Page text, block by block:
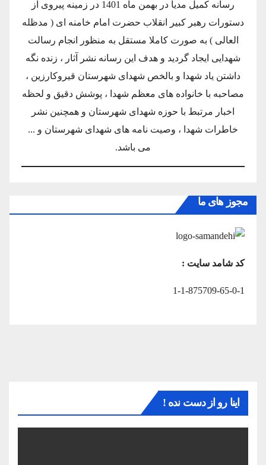
رسانه کمیل مدیا در بهمن ماه 1401 در زمینه پیروی از
دستورات رهبر کبیر انقلاب حضرت امام خامنه ای ( مدظله
العالی ) به صورت کاملا مستقل به منظور انجام رسالت
شهدایی ایجاد گردید و هدف این رسانه نشر آثار ، زنده نگه
داشتن یاد شهدا و بالخص شهدای شهرستان قیروکارزین ،
مصاحبه با خانواده های معظم شهدا ، پوشش دقیق و لحظه
اخبار مرتبط با حوزه شهدای شهرستان و همچنین نشر
خاطرات شهدا ، وصیت نامه های شهدای شهرستان و ...
می باشد.
مجوز های ما
کد شامد سایت :
1-1-875709-65-0-1
اینا رو از دست نده !